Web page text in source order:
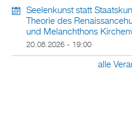
Seelenkunst statt
Theorie des
und Melanchthons
20.08.2026 - 19:00
alle